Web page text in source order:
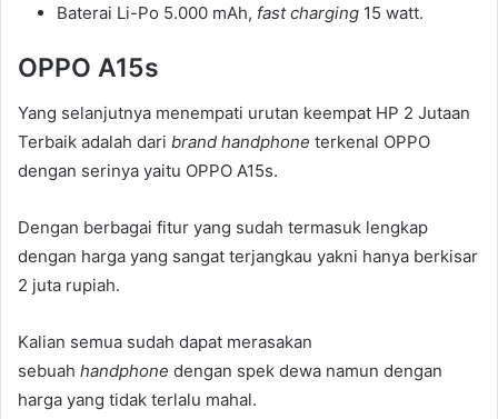
Baterai Li-Po 5.000 mAh, fast charging 15 watt.
OPPO A15s
Yang selanjutnya menempati urutan keempat HP 2 Jutaan
Terbaik adalah dari brand handphone terkenal OPPO
dengan serinya yaitu OPPO A15s.
Dengan berbagai fitur yang sudah termasuk lengkap
dengan harga yang sangat terjangkau yakni hanya berkisar
2 juta rupiah.
Kalian semua sudah dapat merasakan
sebuah handphone dengan spek dewa namun dengan
harga yang tidak terlalu mahal.